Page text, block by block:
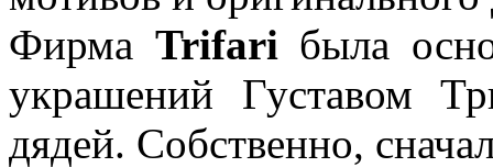
Фирма Trifari была
украшений Густавом
дядей. Собственно,